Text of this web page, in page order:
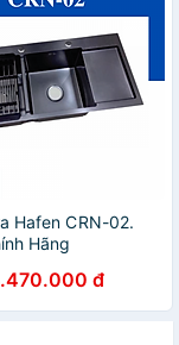
Hafen CRN-02.
Hãng
đ